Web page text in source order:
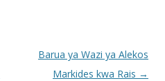
Barua ya Wazi ya Alekos
Markides kwa Rais →